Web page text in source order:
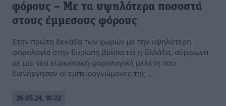
φόρους – Με τα υψηλότερα ποσοστά
στους έμμεσους φόρους
Στην πρώτη δεκάδα των χωρών με την υψηλότερη
φορολογία στην Ευρώπη βρίσκεται η Ελλάδα, σύμφωνα
με μια νέα ευρωπαϊκή φορολογική μελέτη που
διενήργησαν οι εμπειρογνώμονες της ...
26.05.24, 10:22